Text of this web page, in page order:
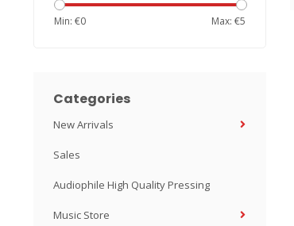
Min: €0 Max: €5
Categories
New Arrivals
Sales
Audiophile High Quality Pressing
Music Store